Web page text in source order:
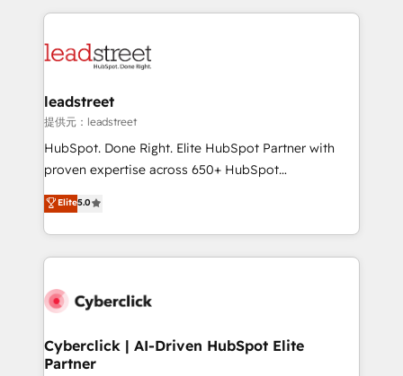
HubSpot projects for mid-market and enterprise
combine HubSpot, data, and AI to design connected
and technology for predictable, scalable revenue
growth. Our expertise spans RevOps, CRM and data
architecture, AI enablement, and strategic marketing,
delivered through our proprietary FLAIR framework
Partner and ISO 27001:2022 certified consultancy,
we blend strategy, creativity, and technology to help
leadstreet
提供元：leadstreet
HubSpot. Done Right. Elite HubSpot Partner with
proven expertise across 650+ HubSpot
implementations. With 12+ years of HubSpot
experience, we help you use the HubSpot platform
to its fullest capacity, improve your current HubSpot
website, or build your new one.
Elite5.0
Cyberclick | AI-Driven HubSpot Elite
Partner